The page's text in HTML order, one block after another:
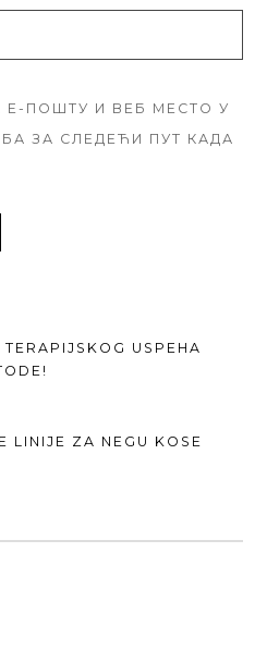
Е-ПОШТУ И ВЕБ МЕСТО У
ЗА СЛЕДЕЋИ ПУТ КАДА
USPEHA
LINIJE ZA NEGU KOSE